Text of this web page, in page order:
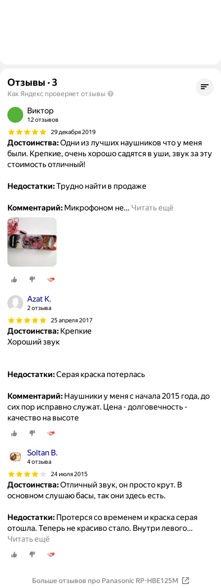
Отзывы · 3
Как Яндекс проверяет отзывы
Виктор
12 отзывов
29 декабря 2019
Достоинства:Одни из лучших наушников что у меня
были. Крепкие, очень хорошо садятся в уши, звук за эту
стоимость отличный!
Недостатки:Трудно найти в продаже
Комментарий: Микрофоном не… Читать ещё
Azat K.
2 отзыва
25 апреля 2017
Достоинства: Крепкие
Хороший звук
Недостатки:Серая краска потерлась
Комментарий: Наушники у меня с начала 2015 года, до
сих пор исправно служат. Цена - долговечность -
качество на высоте
Soltan B.
4 отзыва
24 июля 2015
Достоинства:Отличный звук, он просто крут. В
основном слушаю басы, так они здесь есть.
Недостатки: Протерся со временем и краска серая
отошла. Теперь не красиво стало. Внутри левого…
Читать ещё
Больше отзывов про Panasonic RP-HBE125M